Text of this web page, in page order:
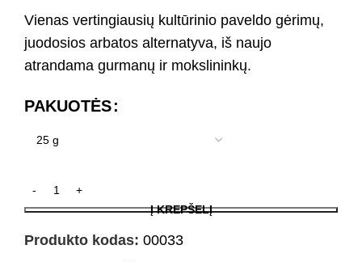
Vienas vertingiausių kultūrinio paveldo gėrimų,
juodosios arbatos alternatyva, iš naujo
atrandama gurmanų ir mokslininkų.
PAKUOTĖS
Į KREPŠELĮ
Produkto kodas: 00033